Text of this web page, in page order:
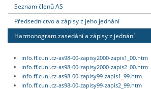
Dozvědět se více
Podat přihlášku
Dozvědět se více
Dozvědět se více
Dozvědět se více
Seznam členů AS
Předsednictvo a zápisy z jeho jednání
Harmonogram zasedání a zápisy z jednání
info.ff.cuni.cz-as98-00-zapisy2000-zapis1_00.htm
info.ff.cuni.cz-as98-00-zapisy2000-zapis2_00.htm
info.ff.cuni.cz-as98-00-zapisy99-zapis1_99.htm
info.ff.cuni.cz-as98-00-zapisy99-zapis2_99.htm